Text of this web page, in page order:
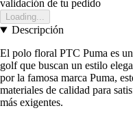
validación de tu pedido
Loading...
Descripción
El polo floral PTC Puma es
golf que buscan un estilo
por la famosa marca Puma,
materiales de calidad para
más exigentes.